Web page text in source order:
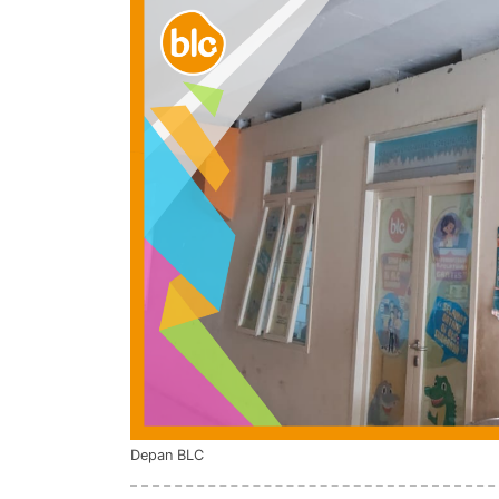
Depan BLC